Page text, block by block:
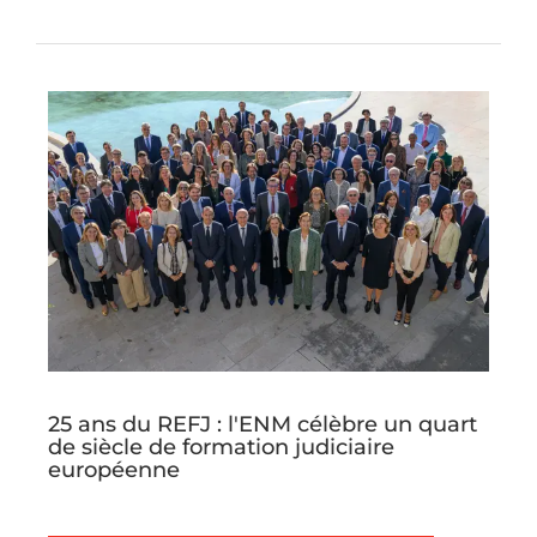
25 ans du REFJ : l'ENM célèbre un quart
de siècle de formation judiciaire
européenne